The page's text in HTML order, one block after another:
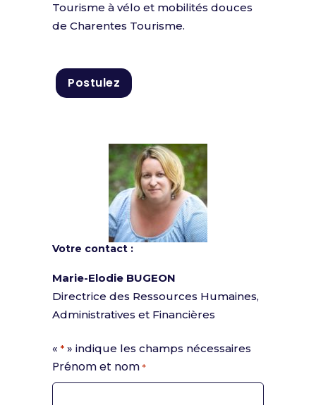
Tourisme à vélo et mobilités douces
de Charentes Tourisme.
Postulez
Votre contact :
Marie-Elodie BUGEON
Directrice des Ressources Humaines,
Administratives et Financières
« * » indique les champs nécessaires
Prénom et nom *